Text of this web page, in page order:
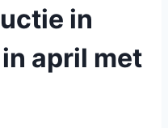
in
april met